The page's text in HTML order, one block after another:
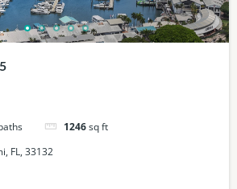
1246sq ft
FL, 33132